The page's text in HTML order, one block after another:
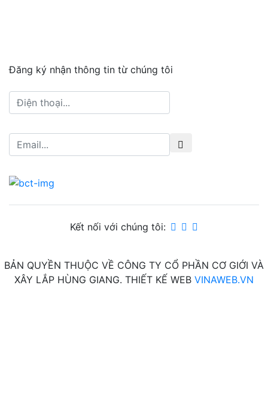
Đăng ký nhận thông tin từ chúng tôi
Kết nối với chúng tôi:
BẢN QUYỀN THUỘC VỀ CÔNG TY CỔ PHẦN CƠ GIỚI VÀ
XÂY LẮP HÙNG GIANG. THIẾT KẾ WEB VINAWEB.VN